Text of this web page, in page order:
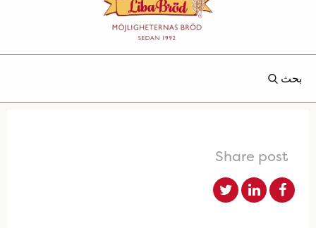
بحث
Share post